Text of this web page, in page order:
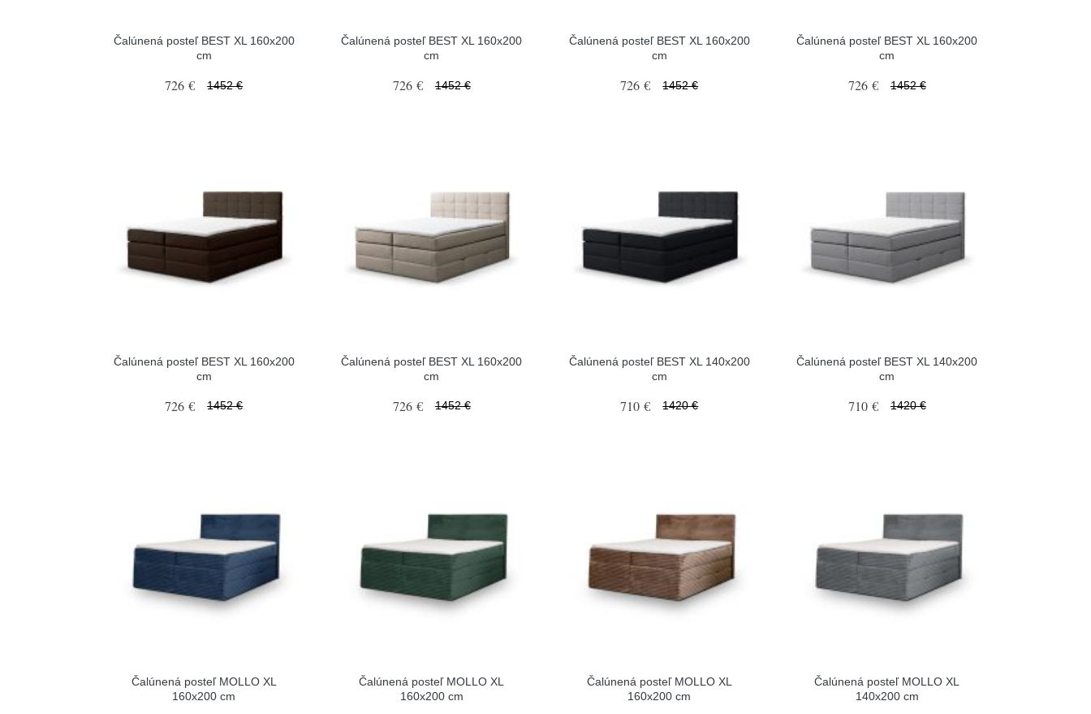
Čalúnená posteľ BEST XL 160x200
cm
726 € 1452 €
Čalúnená posteľ BEST XL 160x200
cm
726 € 1452 €
Čalúnená posteľ BEST XL 160x200
cm
726 € 1452 €
Čalúnená posteľ BEST XL 160x200
cm
726 € 1452 €
Čalúnená posteľ BEST XL 160x200
cm
726 € 1452 €
Čalúnená posteľ BEST XL 160x200
cm
726 € 1452 €
Čalúnená posteľ BEST XL 140x200
cm
710 € 1420 €
Čalúnená posteľ BEST XL 140x200
cm
710 € 1420 €
Čalúnená posteľ MOLLO XL
160x200 cm
Čalúnená posteľ MOLLO XL
160x200 cm
Čalúnená posteľ MOLLO XL
160x200 cm
Čalúnená posteľ MOLLO XL
140x200 cm